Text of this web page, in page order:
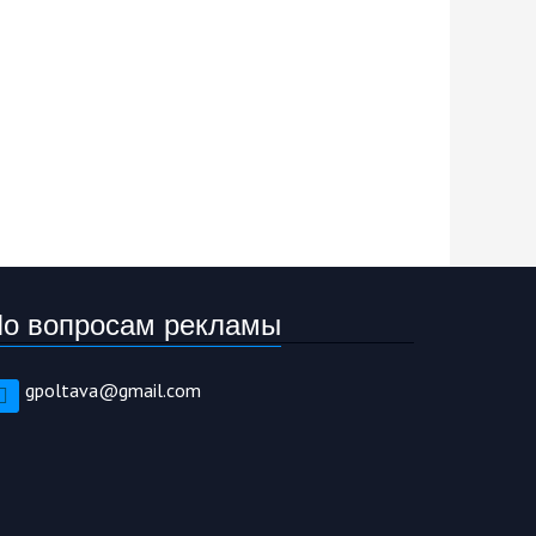
вопросам рекламы
gpoltava@gmail.com